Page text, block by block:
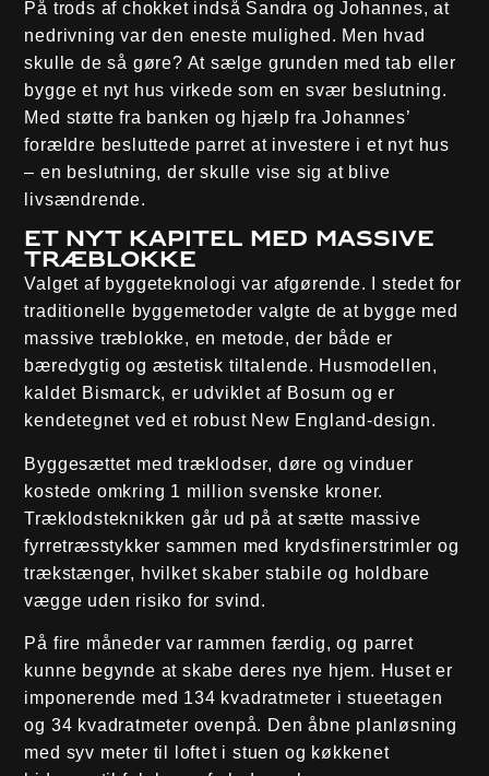
På trods af chokket indså Sandra og Johannes, at
nedrivning var den eneste mulighed. Men hvad
skulle de så gøre? At sælge grunden med tab eller
bygge et nyt hus virkede som en svær beslutning.
Med støtte fra banken og hjælp fra Johannes’
forældre besluttede parret at investere i et nyt hus
– en beslutning, der skulle vise sig at blive
livsændrende.
Et nyt kapitel med massive
træblokke
Valget af byggeteknologi var afgørende. I stedet for
traditionelle byggemetoder valgte de at bygge med
massive træblokke, en metode, der både er
bæredygtig og æstetisk tiltalende. Husmodellen,
kaldet Bismarck, er udviklet af Bosum og er
kendetegnet ved et robust New England-design.
Byggesættet med træklodser, døre og vinduer
kostede omkring 1 million svenske kroner.
Træklodsteknikken går ud på at sætte massive
fyrretræsstykker sammen med krydsfinerstrimler og
trækstænger, hvilket skaber stabile og holdbare
vægge uden risiko for svind.
På fire måneder var rammen færdig, og parret
kunne begynde at skabe deres nye hjem. Huset er
imponerende med 134 kvadratmeter i stueetagen
og 34 kvadratmeter ovenpå. Den åbne planløsning
med syv meter til loftet i stuen og køkkenet